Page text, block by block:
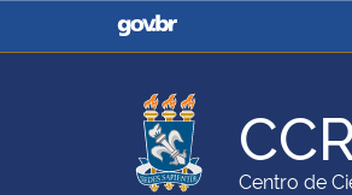
Casa Civil
Ministério da Agricultura,
Pecuária e Abastecimento
CCR
Centro de